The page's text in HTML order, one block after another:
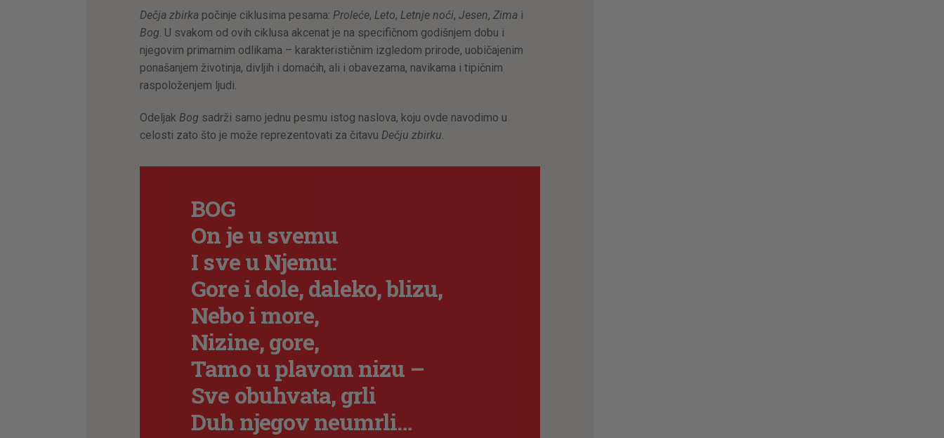
Dečja zbirkapočinje ciklusima pesama: Proleće, Leto, Letnje noći, Jesen, Zimai
Bog. U svakom od ovih ciklusa akcenat je na specifičnom godišnjem dobu i
njegovim primarnim odlikama – karakterističnim izgledom prirode, uobičajenim
ponašanjem životinja, divljih i domaćih, ali i obavezama, navikama i tipičnim
raspoloženjem ljudi.
Odeljak Bog sadrži samo jednu pesmu istog naslova, koju ovde navodimo u
celosti zato što je može reprezentovati za čitavu Dečju zbirku
BOG
On je u svemu
I sve u Njemu:
Gore i dole, daleko, blizu,
Nebo i more,
Nizine, gore,
Tamo u plavom nizu –
Sve obuhvata, grli
Duh njegov neumrli…